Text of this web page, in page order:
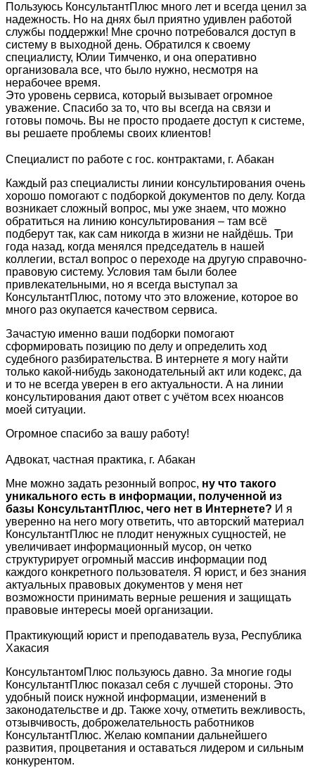
Пользуюсь КонсультантПлюс много лет и всегда ценил за
надежность. Но на днях был приятно удивлен работой
службы поддержки! Мне срочно потребовался доступ в
систему в выходной день. Обратился к своему
специалисту, Юлии Тимченко, и она оперативно
организовала все, что было нужно, несмотря на
нерабочее время.
Это уровень сервиса, который вызывает огромное
уважение. Спасибо за то, что вы всегда на связи и
готовы помочь. Вы не просто продаете доступ к системе,
вы решаете проблемы своих клиентов!
Специалист по работе с гос. контрактами, г. Абакан
Каждый раз специалисты линии консультирования очень
хорошо помогают с подборкой документов по делу. Когда
возникает сложный вопрос, мы уже знаем, что можно
обратиться на линию консультирования – там всё
подберут так, как сам никогда в жизни не найдёшь. Три
года назад, когда менялся председатель в нашей
коллегии, встал вопрос о переходе на другую справочно-
правовую систему. Условия там были более
привлекательными, но я всегда выступал за
КонсультантПлюс, потому что это вложение, которое во
много раз окупается качеством сервиса.
Зачастую именно ваши подборки помогают
сформировать позицию по делу и определить ход
судебного разбирательства. В интернете я могу найти
только какой-нибудь законодательный акт или кодекс, да
и то не всегда уверен в его актуальности. А на линии
консультирования дают ответ с учётом всех нюансов
моей ситуации.
Огромное спасибо за вашу работу!
Адвокат, частная практика, г. Абакан
Мне можно задать резонный вопрос, ну что такого
уникального есть в информации, полученной из
базы КонсультантПлюс, чего нет в Интернете? И я
уверенно на него могу ответить, что авторский материал
КонсультантПлюс не плодит ненужных сущностей, не
увеличивает информационный мусор, он четко
структурирует огромный массив информации под
каждого конкретного пользователя. Я юрист, и без знания
актуальных правовых документов у меня нет
возможности принимать верные решения и защищать
правовые интересы моей организации.
Практикующий юрист и преподаватель вуза, Республика
Хакасия
КонсультантомПлюс пользуюсь давно. За многие годы
КонсультантПлюс показал себя с лучшей стороны. Это
удобный поиск нужной информации, изменений в
законодательстве и др. Также хочу, отметить вежливость,
отзывчивость, доброжелательность работников
КонсультантПлюс. Желаю компании дальнейшего
развития, процветания и оставаться лидером и сильным
конкурентом.